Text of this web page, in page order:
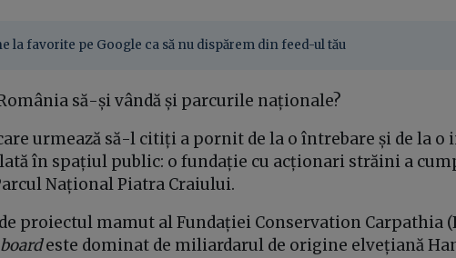
la favorite pe Google ca să nu dispărem din feed-ul tău
să-și vândă și parcurile naționale?
urmează să-l citiți a pornit de la o întrebare și de la o
în spațiul public: o fundație cu acționari străini a
Național Piatra Craiului.
proiectul mamut al Fundației Conservation Carpathia
boardeste dominat de miliardarul de origine elvețiană